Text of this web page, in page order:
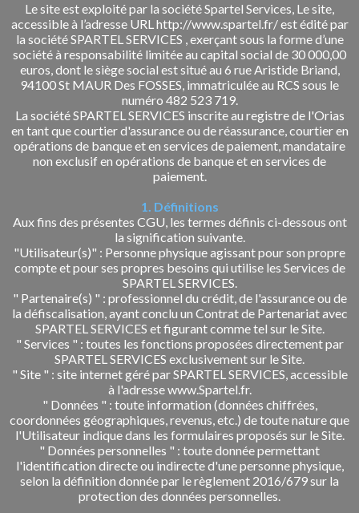
Le site est exploité par la société Spartel Services, Le site,
accessible à l’adresse URL http://www.spartel.fr/ est édité par
la société SPARTEL SERVICES , exerçant sous la forme d’une
société à responsabilité limitée au capital social de 30 000,00
euros, dont le siège social est situé au 6 rue Aristide Briand,
94100 St MAUR Des FOSSES, immatriculée au RCS sous le
numéro 482 523 719.
La société SPARTEL SERVICES inscrite au registre de l'Orias
en tant que courtier d'assurance ou de réassurance, courtier en
opérations de banque et en services de paiement, mandataire
non exclusif en opérations de banque et en services de
paiement.
1. Définitions
Aux fins des présentes CGU, les termes définis ci-dessous ont
la signification suivante.
"Utilisateur(s)" : Personne physique agissant pour son propre
compte et pour ses propres besoins qui utilise les Services de
SPARTEL SERVICES.
" Partenaire(s) " : professionnel du crédit, de l'assurance ou de
la défiscalisation, ayant conclu un Contrat de Partenariat avec
SPARTEL SERVICES et figurant comme tel sur le Site.
" Services " : toutes les fonctions proposées directement par
SPARTEL SERVICES exclusivement sur le Site.
" Site " : site internet géré par SPARTEL SERVICES, accessible
à l'adresse www.Spartel.fr.
" Données " : toute information (données chiffrées,
coordonnées géographiques, revenus, etc.) de toute nature que
l'Utilisateur indique dans les formulaires proposés sur le Site.
" Données personnelles " : toute donnée permettant
l'identification directe ou indirecte d'une personne physique,
selon la définition donnée par le règlement 2016/679 sur la
protection des données personnelles.